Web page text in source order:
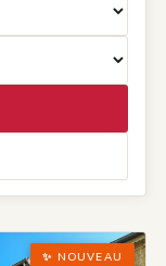
✨ NOUVEAU